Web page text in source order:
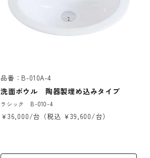
品番：B-010A-4
洗面ボウル 陶器製埋め込みタイプ
ラシック B-010-4
￥36,000/台（税込 ￥39,600/台）